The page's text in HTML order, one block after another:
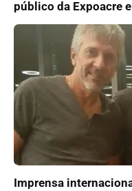
público da Expoacre
Imprensa